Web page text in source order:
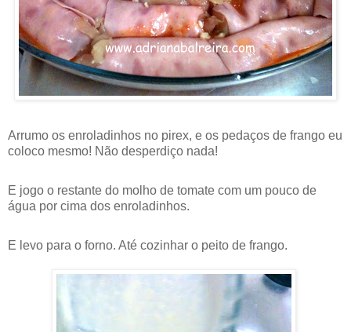
Arrumo os enroladinhos no pirex, e os pedaços de frango eu
coloco mesmo! Não desperdiço nada!
E jogo o restante do molho de tomate com um pouco de
água por cima dos enroladinhos.
E levo para o forno. Até cozinhar o peito de frango.